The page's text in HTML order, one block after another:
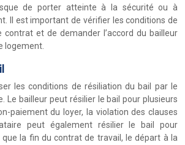
de porter atteinte à la sécurité ou à
Il est important de vérifier les conditions de
contrat et de demander l’accord du bailleur
logement.
les conditions de résiliation du bail par le
Le bailleur peut résilier le bail pour plusieurs
paiement du loyer, la violation des clauses
peut également résilier le bail pour
la fin du contrat de travail, le départ à la